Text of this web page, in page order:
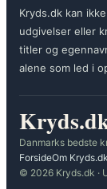
Kryds.dk kan
udgivelser eller
titler og
alene som led i
Danmarks bedste
ForsideOm Kryds.dk
© 2026 Kryds.dk ·